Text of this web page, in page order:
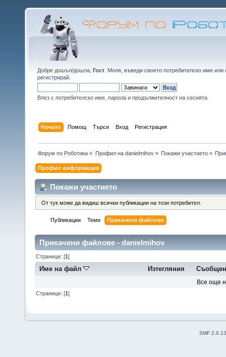
Добре дошъл/дошла, Гост . Моля, въведи своето потребителско име или
регистрирай
Влез с потребителско име, парола и продължителност на сесията
Начало Помощ Търси Вход Регистрация
Форум по Роботика » Профил на danielmihov» Покажи участието»
Профил информация
Покажи участието
От тук може да видиш всички публикации на този потребител.
Публикации Теми Прикачени файлове
Прикачени файлове - danielmihov
Страници: [1]
Име на файл Изтегляния
Все още
Страници: [1]
SMF 2.0.13